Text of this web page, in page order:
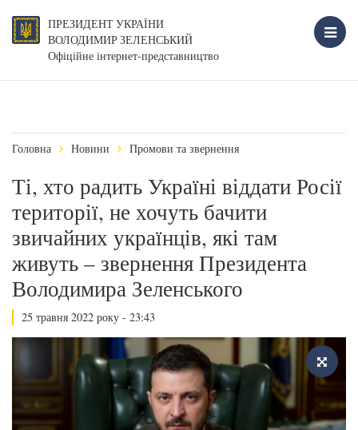
ПРЕЗИДЕНТ УКРАЇНИ
ВОЛОДИМИР ЗЕЛЕНСЬКИЙ
Офіційне інтернет-представництво
Головна Новини Промови та звернення
Ті, хто радить Україні віддати Росії
території, не хочуть бачити
звичайних українців, які там
живуть – звернення Президента
Володимира Зеленського
25 травня 2022 року - 23:43